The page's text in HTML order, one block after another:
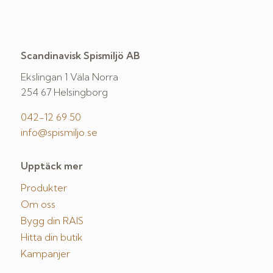
Scandinavisk Spismiljö AB
Ekslingan 1 Väla Norra
254 67 Helsingborg
042-12 69 50
info@spismiljo.se
Upptäck mer
Produkter
Om oss
Bygg din RAIS
Hitta din butik
Kampanjer